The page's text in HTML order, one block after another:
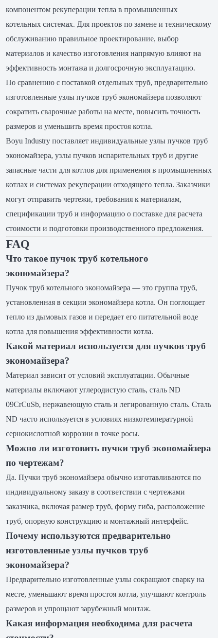
компонентом рекуперации тепла в промышленных
котельных системах. Для проектов по замене и техническому
обслуживанию правильное проектирование, выбор
материалов и качество изготовления напрямую влияют на
эффективность монтажа и долгосрочную эксплуатацию.
По сравнению с поставкой отдельных труб, предварительно
изготовленные узлы пучков труб экономайзера позволяют
сократить сварочные работы на месте, повысить точность
размеров и уменьшить время простоя котла.
Boyu Industry поставляет индивидуальные узлы пучков труб
экономайзера, узлы пучков испарительных труб и другие
запасные части для котлов для применения в промышленных
котлах и системах рекуперации отходящего тепла. Заказчики
могут отправить чертежи, требования к материалам,
спецификации труб и информацию о поставке для расчета
стоимости и подготовки производственного предложения.
FAQ
Что такое пучок труб котельного
экономайзера?
Пучок труб котельного экономайзера — это группа труб,
установленная в секции экономайзера котла. Он поглощает
тепло из дымовых газов и передает его питательной воде
котла для повышения эффективности котла.
Какой материал используется для пучков труб
экономайзера?
Материал зависит от условий эксплуатации. Обычные
материалы включают углеродистую сталь, сталь ND
09CrCuSb, нержавеющую сталь и легированную сталь. Сталь
ND часто используется в условиях низкотемпературной
сернокислотной коррозии в точке росы.
Можно ли изготовить пучки труб экономайзера
по чертежам?
Да. Пучки труб экономайзера обычно изготавливаются по
индивидуальному заказу в соответствии с чертежами
заказчика, включая размер труб, форму гиба, расположение
труб, опорную конструкцию и монтажный интерфейс.
Почему используются предварительно
изготовленные узлы пучков труб
экономайзера?
Предварительно изготовленные узлы сокращают сварку на
месте, уменьшают время простоя котла, улучшают контроль
размеров и упрощают зарубежный монтаж.
Какая информация необходима для расчета